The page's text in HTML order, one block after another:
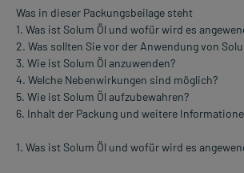
Was in dieser Packungsbeilage steht
1. Was ist Solum Öl und wofür wird es
2. Was sollten Sie vor der Anwendung von
3. Wie ist Solum Öl anzuwenden?
4. Welche Nebenwirkungen sind möglich?
5. Wie ist Solum Öl aufzubewahren?
6. Inhalt der Packung und weitere
1. Was ist Solum Öl und wofür wird es